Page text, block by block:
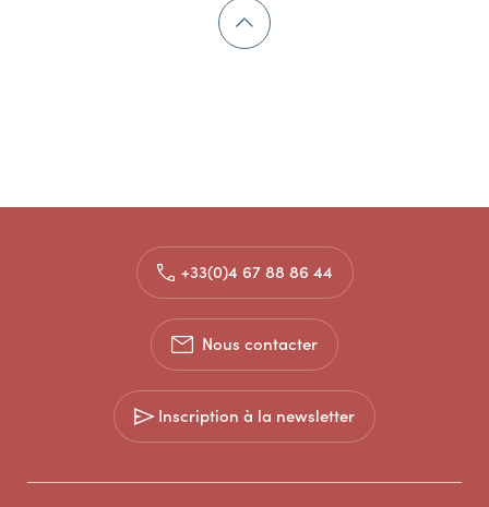
+33(0)4 67 88 86 44
Nous contacter
Inscription à la newsletter